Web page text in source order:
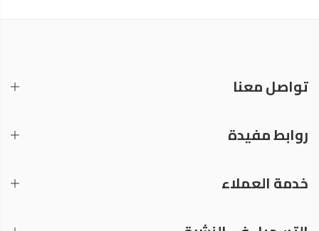
تواصل معنا
روابط مفيدة
خدمة العملاء